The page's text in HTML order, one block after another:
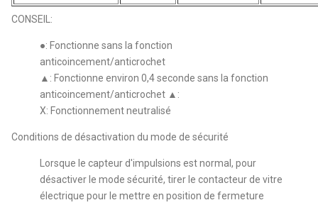
CONSEIL:
●: Fonctionne sans la fonction
anticoincement/anticrochet
▲: Fonctionne environ 0,4 seconde sans la fonction
anticoincement/anticrochet ▲:
X: Fonctionnement neutralisé
Conditions de désactivation du mode de sécurité
Lorsque le capteur d'impulsions est normal, pour
désactiver le mode sécurité, tirer le contacteur de vitre
électrique pour le mettre en position de fermeture